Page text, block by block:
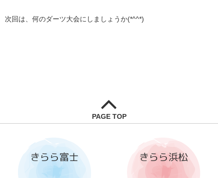
次回は、何のダーツ大会にしましょうか(*^^*)
PAGE TOP
きらら富士 きらら浜松